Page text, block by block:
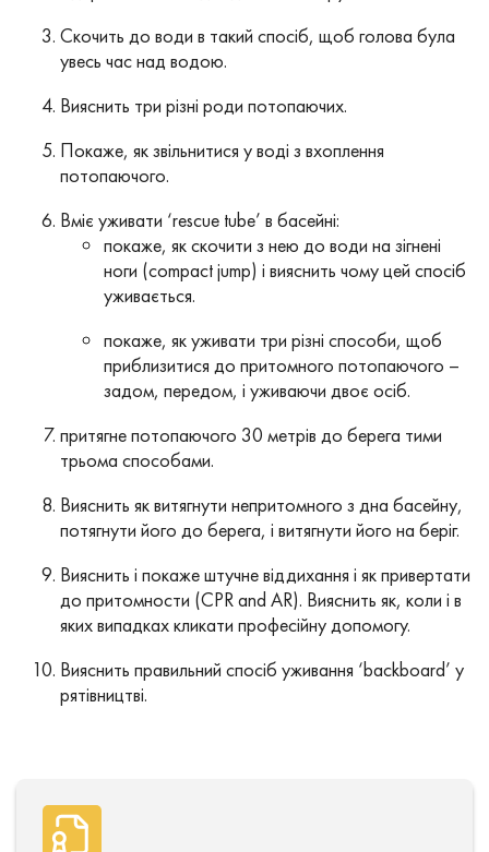
Скочить до води в такий спосіб, щоб голова була
увесь час над водою.
Вияснить три різні роди потопаючих.
Покаже, як звільнитися у воді з вхоплення
потопаючого.
Вміє уживати ‘rescue tube’ в басейні:
покаже, як скочити з нею до води на зігнені
ноги (compact jump) і вияснить чому цей спосіб
уживається.
покаже, як уживати три різні способи, щоб
приблизитися до притомного потопаючого –
задом, передом, і уживаючи двоє осіб.
притягне потопаючого 30 метрів до берега тими
трьома способами.
Вияснить як витягнути непритомного з дна басейну,
потягнути його до берега, і витягнути його на беріг.
Вияснить і покаже штучне віддихання і як привертати
до притомности (CPR and AR). Вияснить як, коли і в
яких випадках кликати професійну допомогу.
Вияснить правильний спосіб уживання ‘backboard’ у
рятівництві.